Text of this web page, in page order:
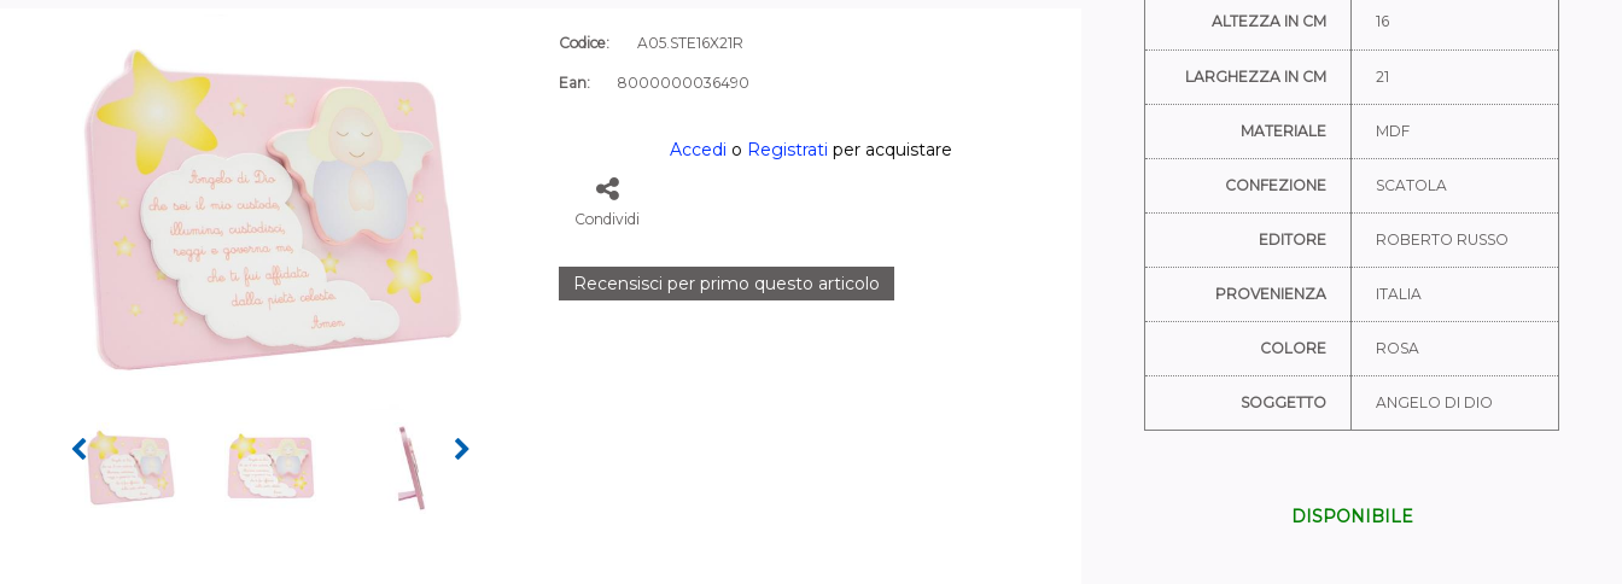
Codice: A05.STE16X21R
Ean: 8000000036490
Accedi o Registrati per acquistare
Condividi
Recensisci per primo questo articolo
ALTEZZA IN CM 16
LARGHEZZA IN CM 21
MATERIALE MDF
CONFEZIONE SCATOLA
EDITORE ROBERTO RUSSO
PROVENIENZA ITALIA
COLORE ROSA
SOGGETTO ANGELO DI DIO
DISPONIBILE